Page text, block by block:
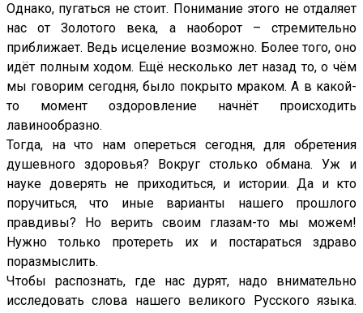
Однако, пугаться не стоит. Понимание этого не отдаляет
нас от Золотого века, а наоборот – стремительно
приближает. Ведь исцеление возможно. Более того, оно
идёт полным ходом. Ещё несколько лет назад то, о чём
мы говорим сегодня, было покрыто мраком. А в какой-
то момент оздоровление начнёт происходить
лавинообразно.
Тогда, на что нам опереться сегодня, для обретения
душевного здоровья? Вокруг столько обмана. Уж и
науке доверять не приходиться, и истории. Да и кто
поручиться, что иные варианты нашего прошлого
правдивы? Но верить своим глазам-то мы можем!
Нужно только протереть их и постараться здраво
поразмыслить.
Чтобы распознать, где нас дурят, надо внимательно
исследовать слова нашего великого Русского языка.